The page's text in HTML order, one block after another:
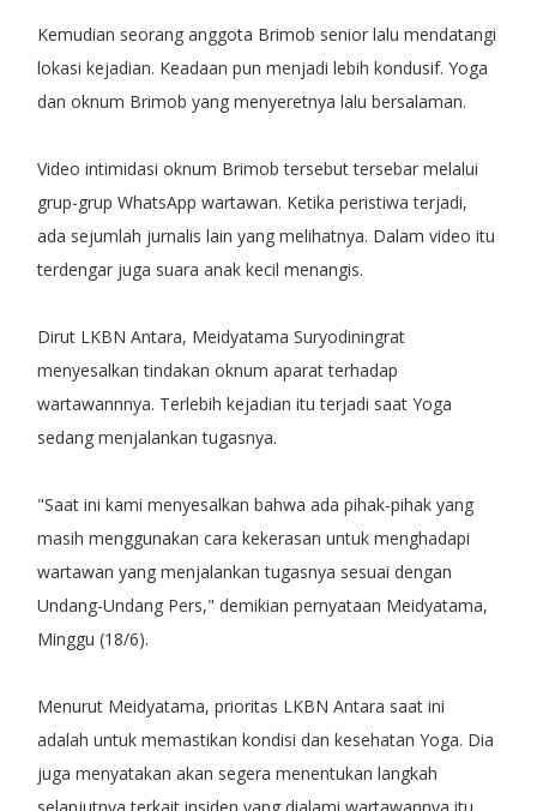
Kemudian seorang anggota Brimob senior lalu mendatangi
lokasi kejadian. Keadaan pun menjadi lebih kondusif. Yoga
dan oknum Brimob yang menyeretnya lalu bersalaman.
Video intimidasi oknum Brimob tersebut tersebar melalui
grup-grup WhatsApp wartawan. Ketika peristiwa terjadi,
ada sejumlah jurnalis lain yang melihatnya. Dalam video itu
terdengar juga suara anak kecil menangis.
Dirut LKBN Antara, Meidyatama Suryodiningrat
menyesalkan tindakan oknum aparat terhadap
wartawannnya. Terlebih kejadian itu terjadi saat Yoga
sedang menjalankan tugasnya.
"Saat ini kami menyesalkan bahwa ada pihak-pihak yang
masih menggunakan cara kekerasan untuk menghadapi
wartawan yang menjalankan tugasnya sesuai dengan
Undang-Undang Pers," demikian pernyataan Meidyatama,
Minggu (18/6).
Menurut Meidyatama, prioritas LKBN Antara saat ini
adalah untuk memastikan kondisi dan kesehatan Yoga. Dia
juga menyatakan akan segera menentukan langkah